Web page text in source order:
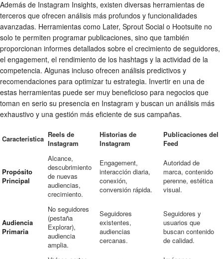
Además de Instagram Insights, existen diversas herramientas de
terceros que ofrecen análisis más profundos y funcionalidades
avanzadas. Herramientas como Later, Sprout Social o Hootsuite no
solo te permiten programar publicaciones, sino que también
proporcionan informes detallados sobre el crecimiento de seguidores,
el engagement, el rendimiento de los hashtags y la actividad de la
competencia. Algunas incluso ofrecen análisis predictivos y
recomendaciones para optimizar tu estrategia. Invertir en una de
estas herramientas puede ser muy beneficioso para negocios que
toman en serio su presencia en Instagram y buscan un análisis más
exhaustivo y una gestión más eficiente de sus campañas.
Característica Reels de
Instagram
Historias de
Instagram
Publicaciones del
Feed
Propósito
Principal
Alcance,
descubrimiento
de nuevas
audiencias,
crecimiento.
Engagement,
interacción diaria,
conexión,
conversión rápida.
Autoridad de
marca, contenido
perenne, estética
visual.
Audiencia
Primaria
No seguidores
(pestaña
Explorar),
audiencia
amplia.
Seguidores
existentes,
audiencias
cercanas.
Seguidores y
usuarios que
buscan contenido
de calidad.